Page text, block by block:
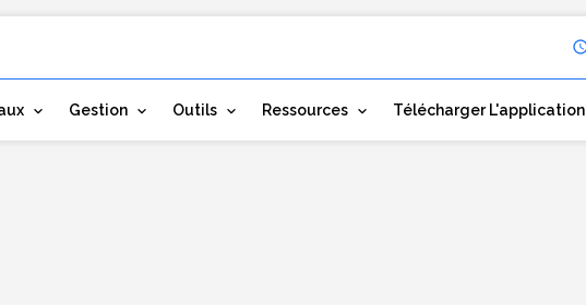
Gestion Outils Ressources Télécharger L'application